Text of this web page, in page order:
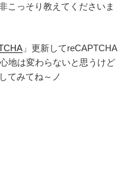
こっそり教えてくださいま
」更新してreCAPTCHA
地は変わらないと思うけど
てみてね～ノ